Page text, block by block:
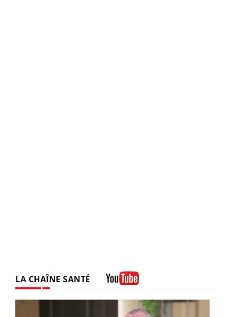
LA CHAÎNE SANTÉ